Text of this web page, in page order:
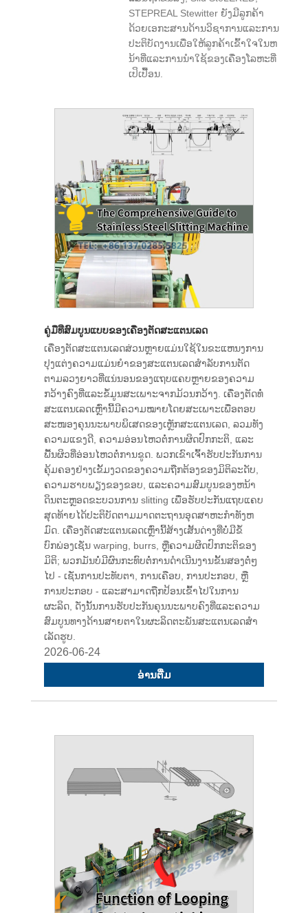
STEPREAL Stewitter ຍັງມີລູກຄ້າ
ດ້ວຍເອກະສານດ້ານວິຊາການແລະການ
ປະຕິບັດງານເພື່ອໃຫ້ລູກຄ້າເຂົ້າໃຈໃນຫ
ນ້າທີ່ແລະການນໍາໃຊ້ຂອງເຄື່ອງໂລຫະທີ່
ເປິເປື້ອນ.
ຄູ່ມືທີ່ສົມບູນແບບຂອງເຄື່ອງຕັດສະແຕນເລດ
ເຄື່ອງຕັດສະແຕນເລດສ່ວນຫຼາຍແມ່ນໃຊ້ໃນຂະແຫນງການ
ປຸງແຕ່ງຄວາມແມ່ນຍໍາຂອງສະແຕນເລດສໍາລັບການຕັດ
ຕາມລວງຍາວທີ່ແນ່ນອນຂອງແຖບແຄບຫຼາຍຂອງຄວາມ
ກວ້າງຄົງທີ່ແລະຂໍ້ມູນສະເພາະຈາກມ້ວນກວ້າງ. ເຄື່ອງຕັດທໍ່
ສະແຕນເລດເຫຼົ່ານີ້ມີຄວາມໝາຍໂດຍສະເພາະເພື່ອຕອບ
ສະໜອງຄຸນນະພາບພິເສດຂອງເຫຼັກສະແຕນເລດ, ລວມທັງ
ຄວາມແຂງດີ, ຄວາມອ່ອນໄຫວຕໍ່ການຜິດປົກກະຕິ, ແລະ
ພື້ນຜິວທີ່ອ່ອນໄຫວຕໍ່ການຂູດ. ພວກເຂົາເຈົ້າຮັບປະກັນການ
ຄຸ້ມຄອງຢ່າງເຂັ້ມງວດຂອງຄວາມຖືກຕ້ອງຂອງມິຕິລະດັບ,
ຄວາມຮາບພຽງຂອງຂອບ, ແລະຄວາມສົມບູນຂອງຫນ້າ
ດິນຕະຫຼອດຂະບວນການ slitting ເພື່ອຮັບປະກັນແຖບແຄບ
ສຸດທ້າຍໄດ້ປະຕິບັດຕາມມາດຕະຖານອຸດສາຫະກໍາທັງຫ
ມົດ. ເຄື່ອງຕັດສະແຕນເລດເຫຼົ່ານີ້ສ້າງເສັ້ນດ່າງທີ່ບໍ່ມີຂໍ້
ບົກພ່ອງເຊັ່ນ warping, burrs, ຫຼືຄວາມຜິດປົກກະຕິຂອງ
ມິຕິ; ພວກມັນບໍ່ມີຜົນກະທົບຕໍ່ການດໍາເນີນງານຂັ້ນສອງຕໍ່ໆ
ໄປ - ເຊັ່ນການປະທັບຕາ, ການເຄືອບ, ການປະກອບ, ຫຼື
ການປະກອບ - ແລະສາມາດຖືກປ້ອນເຂົ້າໄປໃນການ
ຜະລິດ, ດັ່ງນັ້ນການຮັບປະກັນຄຸນນະພາບຄົງທີ່ແລະຄວາມ
ສົມບູນທາງດ້ານສາຍຕາໃນຜະລິດຕະພັນສະແຕນເລດສໍາ
ເລັດຮູບ.
2026-06-24
ອ່ານ​ຕື່ມ